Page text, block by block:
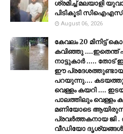
ശ്രമിച്ച് മലയാളി
പിടികൂടി
August 06, 2026
കേവലം 20 മിനിട്ട്
കവിഞ്ഞു ....ഇതെന്ത്
നാട്ടുകാർ ..... തോട്
ഈ
പറയുന്നു....
വെള്ളം കയറി ....
പാലത്തിലും വെള്ളം
മണിയോടെ
പ്രവർത്തകനായ ജി .
വീഡിയോ